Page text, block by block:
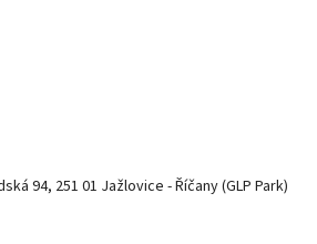
94, 251 01 Jažlovice - Říčany (GLP Park)